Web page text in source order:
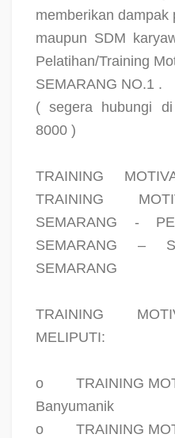
memberikan dampak
maupun SDM
Pelatihan/Training
SEMARANG NO.1 .
( segera hubungi di
8000 )
TRAINING
TRAINING
SEMARANG -
SEMARANG –
SEMARANG
TRAINING
MELIPUTI:
o
TRAINING
Banyumanik
o
TRAINING